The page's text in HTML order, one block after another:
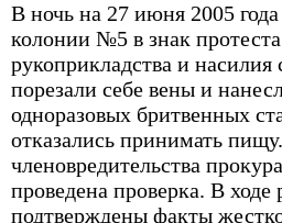
В ночь на 27 июня 2005
колонии №5 в знак
рукоприкладства и
порезали себе вены и
одноразовых бритвенных
отказались принимать
членовредительства
проведена проверка. В ходе
подтверждены факты